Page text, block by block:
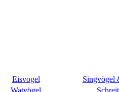
Eisvogel
Singvögel
Watvögel